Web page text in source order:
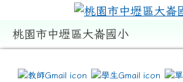
桃園市中壢區大崙國小